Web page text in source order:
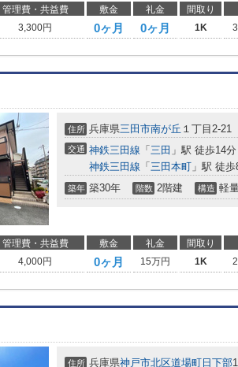
管理費・共益費 敷金 礼金 間取り
3,300円 0ヶ月 0ヶ月 1K
住所 兵庫県三田市南が丘 １丁目2-21
交通 神鉄三田線 「 三田 」駅 徒歩14分
神鉄三田線 「 三田本町 」駅 徒歩
築年 築30年 階数 2階建 構造 軽
管理費・共益費 敷金 礼金 間取り
4,000円 0ヶ月 15万円 1K
住所 兵庫県神戸市北区道場町日下部